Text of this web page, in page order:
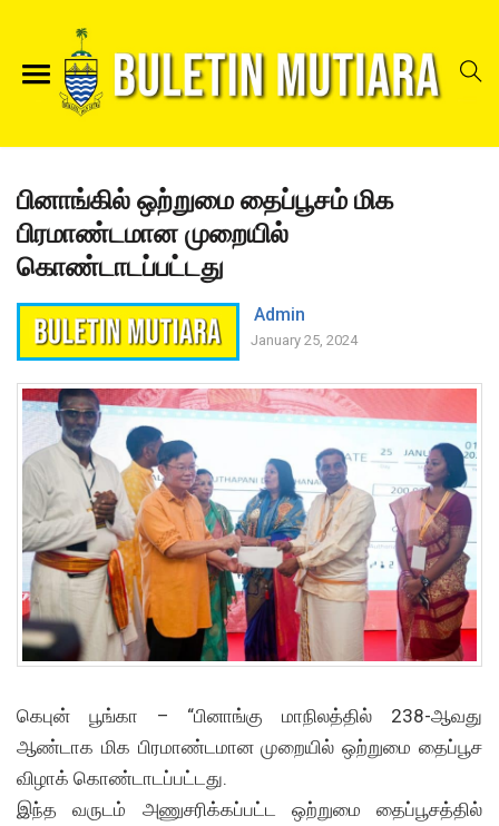
பினாங்கில் ஒற்றுமை தைப்பூசம் மிக
பிரமாண்டமான முறையில்
கொண்டாடப்பட்டது
Admin
January 25, 2024
கெபுன் பூங்கா – “பினாங்கு மாநிலத்தில் 238-ஆவது
ஆண்டாக மிக பிரமாண்டமான முறையில் ஒற்றுமை தைப்பூச
விழாக் கொண்டாடப்பட்டது.
இந்த வருடம் அணுசரிக்கப்பட்ட ஒற்றுமை தைப்பூசத்தில்